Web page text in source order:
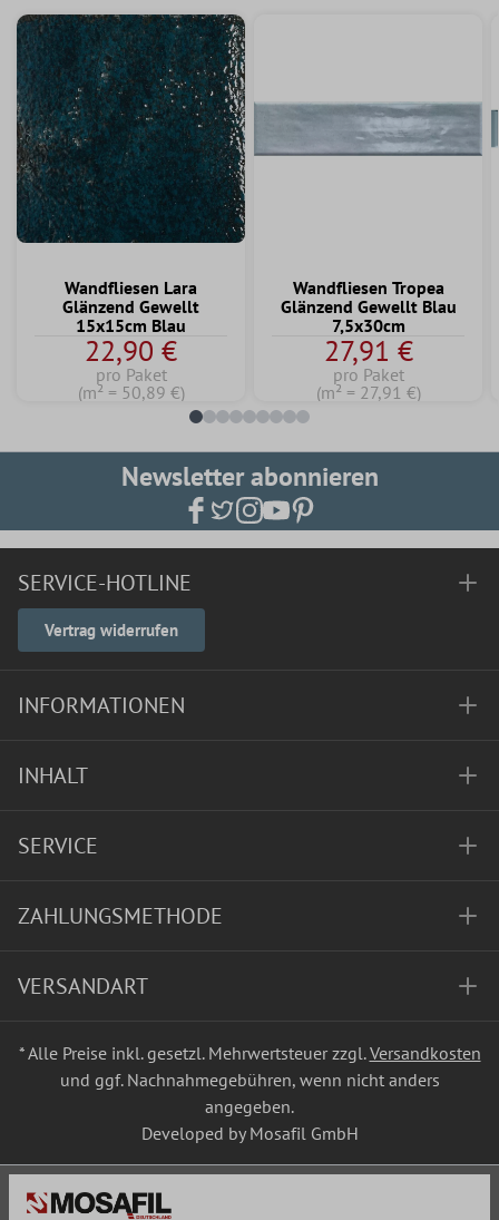
Wandfliesen Lara
Glänzend Gewellt
15x15cm Blau
22,90 €
pro Paket
(m² = 50,89 €)
Wandfliesen Tropea
Glänzend Gewellt Blau
7,5x30cm
27,91 €
pro Paket
(m² = 27,91 €)
Newsletter abonnieren
SERVICE-HOTLINE
Vertrag widerrufen
INFORMATIONEN
INHALT
SERVICE
ZAHLUNGSMETHODE
VERSANDART
* Alle Preise inkl. gesetzl. Mehrwertsteuer zzgl.Versandkosten
und ggf. Nachnahmegebühren, wenn nicht anders
angegeben.
Developed by Mosafil GmbH